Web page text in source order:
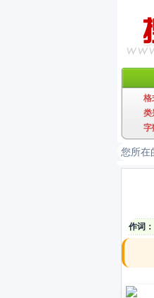
格
类
字
您所在
作词：